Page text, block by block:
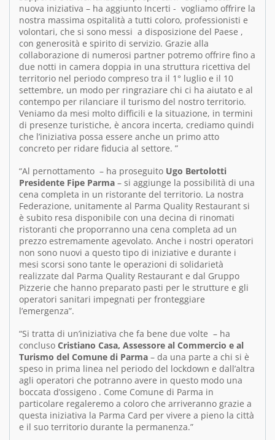
nuova iniziativa – ha aggiunto Incerti - vogliamo offrire la
nostra massima ospitalità a tutti coloro, professionisti e
volontari, che si sono messi a disposizione del Paese ,
con generosità e spirito di servizio. Grazie alla
collaborazione di numerosi partner potremo offrire fino a
due notti in camera doppia in una struttura ricettiva del
territorio nel periodo compreso tra il 1° luglio e il 10
settembre, un modo per ringraziare chi ci ha aiutato e al
contempo per rilanciare il turismo del nostro territorio.
Veniamo da mesi molto difficili e la situazione, in termini
di presenze turistiche, è ancora incerta, crediamo quindi
che l’iniziativa possa essere anche un primo atto
concreto per ridare fiducia al settore. ”
“Al pernottamento – ha proseguito Ugo Bertolotti
Presidente Fipe Parma – si aggiunge la possibilità di una
cena completa in un ristorante del territorio. La nostra
Federazione, unitamente al Parma Quality Restaurant si
è subito resa disponibile con una decina di rinomati
ristoranti che proporranno una cena completa ad un
prezzo estremamente agevolato. Anche i nostri operatori
non sono nuovi a questo tipo di iniziative e durante i
mesi scorsi sono tante le operazioni di solidarietà
realizzate dal Parma Quality Restaurant e dal Gruppo
Pizzerie che hanno preparato pasti per le strutture e gli
operatori sanitari impegnati per fronteggiare
l’emergenza”.
“Si tratta di un’iniziativa che fa bene due volte – ha
concluso Cristiano Casa, Assessore al Commercio e al
Turismo del Comune di Parma – da una parte a chi si è
speso in prima linea nel periodo del lockdown e dall’altra
agli operatori che potranno avere in questo modo una
boccata d’ossigeno . Come Comune di Parma in
particolare regaleremo a coloro che arriveranno grazie a
questa iniziativa la Parma Card per vivere a pieno la città
e il suo territorio durante la permanenza.”